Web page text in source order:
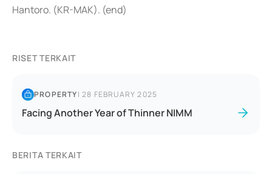
Hantoro. (KR-MAK). (end)
RISET TERKAIT
PROPERTY|28 FEBRUARY 2025
Facing Another Year of Thinner NIMM
BERITA TERKAIT